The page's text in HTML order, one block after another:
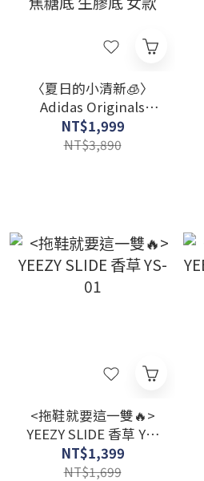
〈夏日的小清新🧊〉
Adidas Originals
Gazelle Indoor 寶寶藍
白 德訓鞋 麂皮 復古板
NT$1,999
NT$3,890
<拖鞋就要這一雙🔥>
YEEZY SLIDE 香草 YS-
01
NT$1,399
NT$1,699